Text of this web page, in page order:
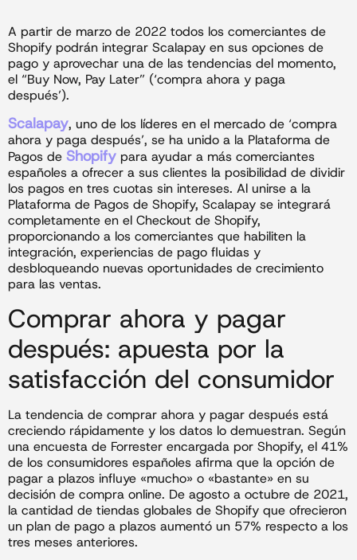
A partir de marzo de 2022 todos los comerciantes de
Shopify podrán integrar Scalapay en sus opciones de
pago y aprovechar una de las tendencias del momento,
el “Buy Now, Pay Later” (‘compra ahora y paga
después’).
Scalapay, uno de los líderes en el mercado de ‘compra
ahora y paga después’, se ha unido a la Plataforma de
Pagos de Shopify para ayudar a más comerciantes
españoles a ofrecer a sus clientes la posibilidad de dividir
los pagos en tres cuotas sin intereses. Al unirse a la
Plataforma de Pagos de Shopify, Scalapay se integrará
completamente en el Checkout de Shopify,
proporcionando a los comerciantes que habiliten la
integración, experiencias de pago fluidas y
desbloqueando nuevas oportunidades de crecimiento
para las ventas.
Comprar ahora y pagar
después: apuesta por la
satisfacción del consumidor
La tendencia de comprar ahora y pagar después está
creciendo rápidamente y los datos lo demuestran. Según
una encuesta de Forrester encargada por Shopify, el 41%
de los consumidores españoles afirma que la opción de
pagar a plazos influye «mucho» o «bastante» en su
decisión de compra online. De agosto a octubre de 2021,
la cantidad de tiendas globales de Shopify que ofrecieron
un plan de pago a plazos aumentó un 57% respecto a los
tres meses anteriores.